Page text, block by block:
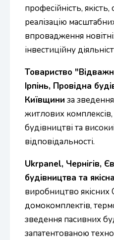
професійність, якість,
реалізацію
впровадження
інвестиційну
Товариство
Ірпінь, Провідна
Київщини за
житлових
будівництві та
відповідальності.
Ukrpanel, Чернігів,
будівництва та
виробництво якісних
домокомплектів,
зведення пасивних
запатентованою